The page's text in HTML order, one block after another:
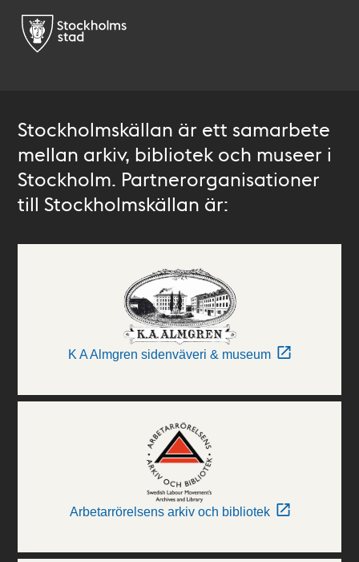
Stockholmskällan är ett samarbete
mellan arkiv, bibliotek och museer i
Stockholm. Partnerorganisationer
till Stockholmskällan är:
K A Almgren sidenväveri & museum
Arbetarrörelsens arkiv och bibliotek